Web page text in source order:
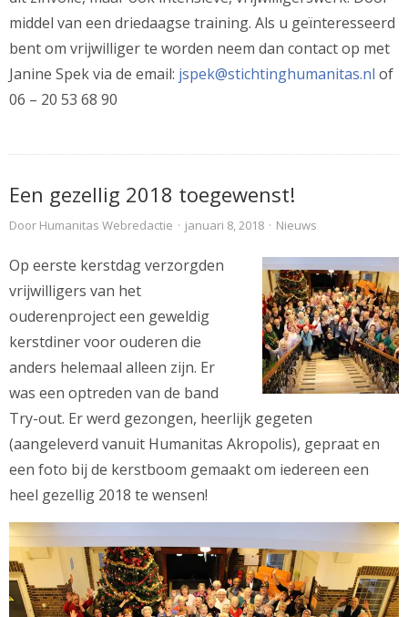
middel van een driedaagse training. Als u geïnteresseerd
bent om vrijwilliger te worden neem dan contact op met
Janine Spek via de email: jspek@stichtinghumanitas.nl of
06 – 20 53 68 90
Een gezellig 2018 toegewenst!
Door Humanitas Webredactie · januari 8, 2018 · Nieuws
Op eerste kerstdag verzorgden
vrijwilligers van het
ouderenproject een geweldig
kerstdiner voor ouderen die
anders helemaal alleen zijn. Er
was een optreden van de band
Try-out. Er werd gezongen, heerlijk gegeten
(aangeleverd vanuit Humanitas Akropolis), gepraat en
een foto bij de kerstboom gemaakt om iedereen een
heel gezellig 2018 te wensen!